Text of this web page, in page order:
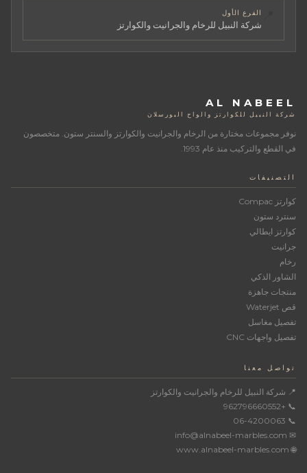
الفرع الأول
شركة النبيل للرخام والجرانيت والكوارتز
AL NABEEL
شركة النبيل للكوارتز والواح البورسلان
نوفر مجموعات مختارة من الرخام والجرانيت والكوارتز والسنتر ستون. متخصصون
في القطع والتركيب منذ عام 1993.
التصنيفات
كوارتز Compac
سنترد ستون
كوارتز ايطالي
جرانيت
رخام
الشاور الذكي
منتجات جاهزة
قص Waterjet
تفصيل مغاسل
تفصيل واجهات CNC
تواصل معنا
📍 شركة النبيل للرخام والجرانيت والكوارتز
📞 +962796660552
📞 06-4200063
✉ info@alnabeel-marbles.com
🌐 www.alnabeel-marbles.com